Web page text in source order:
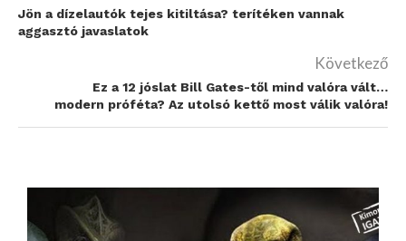
Jön a dízelautók tejes kitiltása? terítéken vannak
aggasztó javaslatok
Következő
Ez a 12 jóslat Bill Gates-től mind valóra vált…
modern próféta? Az utolsó kettő most válik valóra!